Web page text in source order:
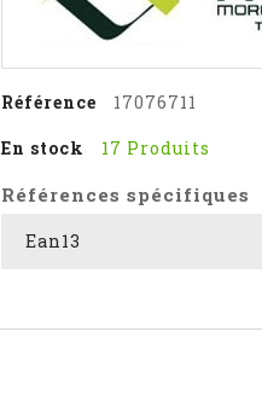
Référence
17076711
En stock
17 Produits
Références spécifiques
Ean13